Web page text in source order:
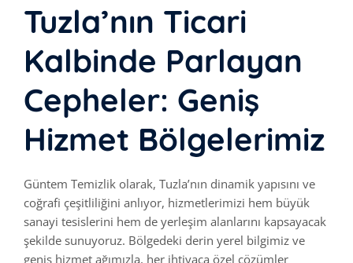
Tuzla’nın Ticari
Kalbinde Parlayan
Cepheler: Geniş
Hizmet Bölgelerimiz
Güntem Temizlik olarak, Tuzla’nın dinamik yapısını ve
coğrafi çeşitliliğini anlıyor, hizmetlerimizi hem büyük
sanayi tesislerini hem de yerleşim alanlarını kapsayacak
şekilde sunuyoruz. Bölgedeki derin yerel bilgimiz ve
geniş hizmet ağımızla, her ihtiyaca özel çözümler